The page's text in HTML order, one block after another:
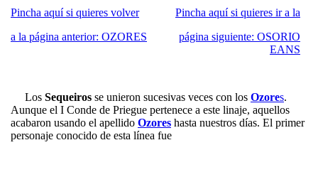
Pincha aquí si quieres volver
a la página anterior: OZORES
Pincha aquí si quieres ir a la
página siguiente: OSORIO
EANS
Los Sequeiros se unieron sucesivas veces con los Ozores.
Aunque el I Conde de Priegue pertenece a este linaje, aquellos
acabaron usando el apellido Ozores hasta nuestros días. El primer
personaje conocido de esta línea fue